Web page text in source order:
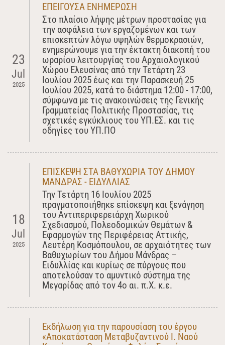
23
Jul
2025
ΕΠΕΙΓΟΥΣΑ ΕΝΗΜΕΡΩΣΗ
Στο πλαίσιο λήψης μέτρων προστασίας για
την ασφάλεια των εργαζομένων και των
επισκεπτών λόγω υψηλών θερμοκρασιών,
ενημερώνουμε για την έκτακτη διακοπή του
ωραρίου λειτουργίας του Αρχαιολογικού
Χώρου Ελευσίνας από την Τετάρτη 23
Ιουλίου 2025 έως και την Παρασκευή 25
Ιουλίου 2025, κατά τo διάστημα 12:00 - 17:00,
σύμφωνα με τις ανακοινώσεις της Γενικής
Γραμματείας Πολιτικής Προστασίας, τις
σχετικές εγκύκλιους του ΥΠ.ΕΣ. και τις
οδηγίες του ΥΠ.ΠΟ
18
Jul
2025
ΕΠΙΣΚΕΨΗ ΣΤΑ ΒΑΘΥΧΩΡΙΑ ΤΟΥ ΔΗΜΟΥ
ΜΑΝΔΡΑΣ - ΕΙΔΥΛΛΙΑΣ
Την Τετάρτη 16 Ιουλίου 2025
πραγματοποιήθηκε επίσκεψη και ξενάγηση
του Αντιπεριφερειάρχη Χωρικού
Σχεδιασμού, Πολεοδομικών Θεμάτων &
Εφαρμογών της Περιφέρειας Αττικής,
Λευτέρη Κοσμόπουλου, σε αρχαιότητες των
Βαθυχωρίων του Δήμου Μάνδρας –
Ειδυλλίας και κυρίως σε πύργους που
αποτελούσαν το αμυντικό σύστημα της
Μεγαρίδας από τον 4ο αι. π.Χ. κ.ε.
Εκδήλωση για την παρουσίαση του έργου
«Αποκατάσταση Μεταβυζαντινού Ι. Ναού